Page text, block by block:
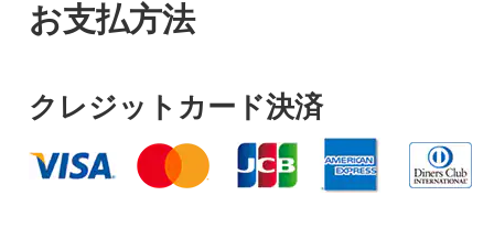
お支払方法
クレジットカード決済